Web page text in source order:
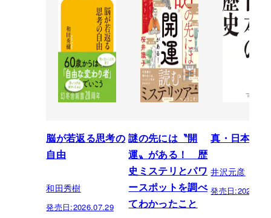
脳が若返る思考の
自由
和田秀樹
発売日:2026.07.29
謎の先には〝開
運〟がある！ 歴
史ミステリとパワ
ースポットを調べ
てわかったこと
真・日本の
井沢元彦
発売日: